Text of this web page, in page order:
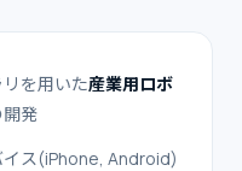
を用いた産業用ロボ
開発
ス(iPhone, Android)